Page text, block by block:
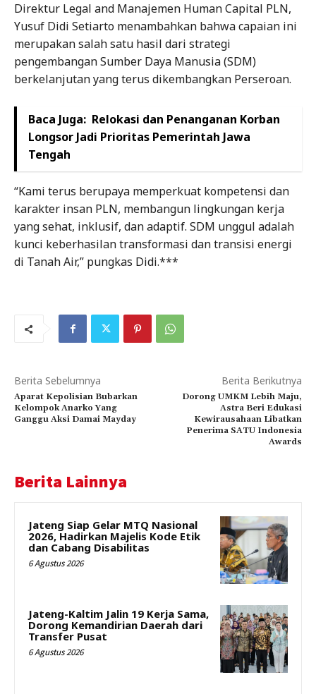
Direktur Legal and Manajemen Human Capital PLN,
Yusuf Didi Setiarto menambahkan bahwa capaian ini
merupakan salah satu hasil dari strategi
pengembangan Sumber Daya Manusia (SDM)
berkelanjutan yang terus dikembangkan Perseroan.
Baca Juga: Relokasi dan Penanganan Korban
Longsor Jadi Prioritas Pemerintah Jawa
Tengah
“Kami terus berupaya memperkuat kompetensi dan
karakter insan PLN, membangun lingkungan kerja
yang sehat, inklusif, dan adaptif. SDM unggul adalah
kunci keberhasilan transformasi dan transisi energi
di Tanah Air,” pungkas Didi.***
Berita Sebelumnya
Aparat Kepolisian Bubarkan
Kelompok Anarko Yang
Ganggu Aksi Damai Mayday
Berita Berikutnya
Dorong UMKM Lebih Maju,
Astra Beri Edukasi
Kewirausahaan Libatkan
Penerima SATU Indonesia
Awards
Berita Lainnya
Jateng Siap Gelar MTQ Nasional
2026, Hadirkan Majelis Kode Etik
dan Cabang Disabilitas
6 Agustus 2026
Jateng-Kaltim Jalin 19 Kerja Sama,
Dorong Kemandirian Daerah dari
Transfer Pusat
6 Agustus 2026